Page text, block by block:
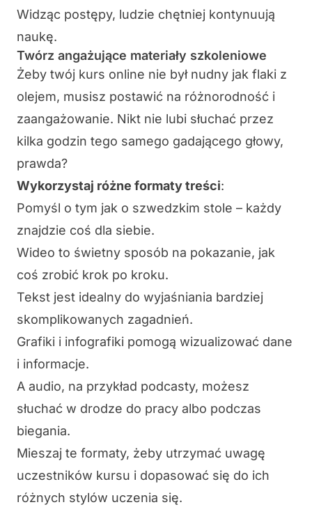
Widząc postępy, ludzie chętniej kontynuują
naukę.
Twórz angażujące materiały szkoleniowe
Żeby twój kurs online nie był nudny jak flaki z
olejem, musisz postawić na różnorodność i
zaangażowanie. Nikt nie lubi słuchać przez
kilka godzin tego samego gadającego głowy,
prawda?
Wykorzystaj różne formaty treści:
Pomyśl o tym jak o szwedzkim stole – każdy
znajdzie coś dla siebie.
Wideo to świetny sposób na pokazanie, jak
coś zrobić krok po kroku.
Tekst jest idealny do wyjaśniania bardziej
skomplikowanych zagadnień.
Grafiki i infografiki pomogą wizualizować dane
i informacje.
A audio, na przykład podcasty, możesz
słuchać w drodze do pracy albo podczas
biegania.
Mieszaj te formaty, żeby utrzymać uwagę
uczestników kursu i dopasować się do ich
różnych stylów uczenia się.